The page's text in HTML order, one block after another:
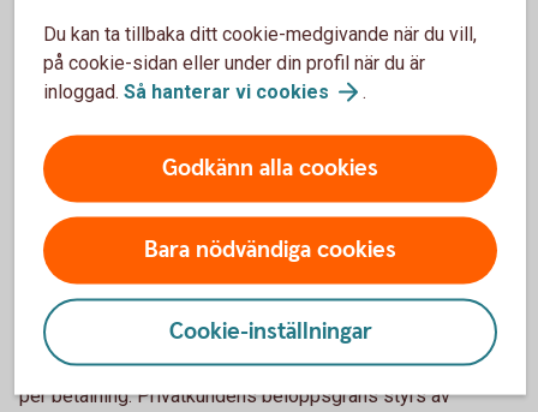
Var görs återbetalningar?
När kan återbetalningar göras?
Kontroll vid en återbetalning
Beloppsgräns för Swish Handel
Det högsta belopp som ni kan ta emot är 150 000 kronor
per betalning. Privatkundens beloppsgräns styrs av
Du kan ta tillbaka ditt cookie-medgivande när du vill,
på cookie-sidan eller under din profil när du är
inloggad. Så hanterar vi cookies .
Godkänn alla cookies
Bara nödvändiga cookies
Cookie-inställningar